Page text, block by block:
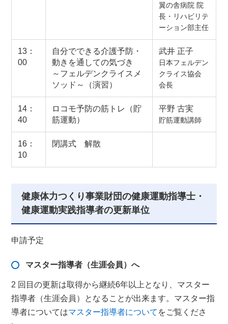
翼の舎病院 院
長・リハビリテ
ーション部主任
13：
00
自分でできる介護予防・
動きを通しての気づき
～フェルデンクライスメ
ソッド～（演習）
武井 正子
日本フェルデン
クライス協会
会長
14：
40
ロコモ予防の筋トレ（貯
筋運動）
平野 古実
貯筋運動講師
16：
10
閉講式 解散
健康体力つくり事業財団の健康運動指導士・
健康運動実践指導者の更新単位
申請予定
マスター指導者（生涯会員）へ
2 回目の更新は取得から継続6年以上となり、マスター
指導者（生涯会員）となることが出来ます。マスター指
導者についてはマスター指導者について をご覧くださ